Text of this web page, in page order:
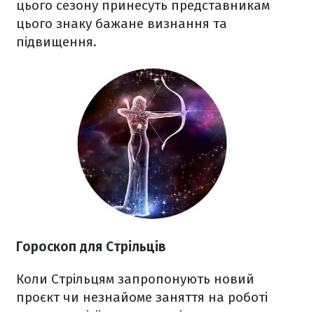
цього сезону принесуть представникам
цього знаку бажане визнання та
підвищення.
Гороскоп для Стрільців
Коли Стрільцям запропонують новий
проєкт чи незнайоме заняття на роботі